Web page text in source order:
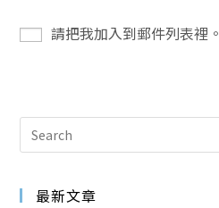
請把我加入到郵件列表裡。
最新文章